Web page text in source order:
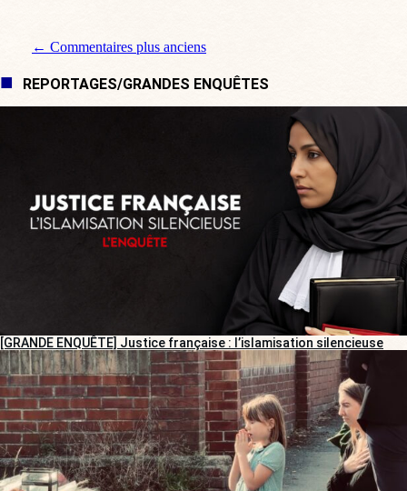
Navigation de commentaire
← Commentaires plus anciens
REPORTAGES/GRANDES ENQUÊTES
[GRANDE ENQUÊTE] Justice française : l’islamisation silencieuse